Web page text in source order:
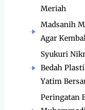
Meriah
Madsanih
Agar
Syukuri
Bedah
Yatim
Peringatan